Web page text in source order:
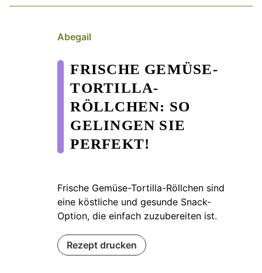
Abegail
FRISCHE GEMÜSE-
TORTILLA-
RÖLLCHEN: SO
GELINGEN SIE
PERFEKT!
Frische Gemüse-Tortilla-Röllchen sind
eine köstliche und gesunde Snack-
Option, die einfach zuzubereiten ist.
Rezept drucken